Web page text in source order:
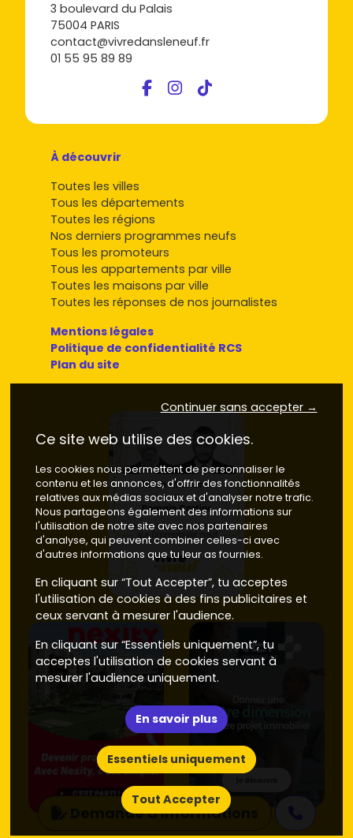
Demande d'informations
3 boulevard du Palais
75004 PARIS
contact@vivredansleneuf.fr
01 55 95 89 89
À découvrir
Toutes les villes
Tous les départements
Toutes les régions
Nos derniers programmes neufs
Tous les promoteurs
Tous les appartements par ville
Toutes les maisons par ville
Toutes les réponses de nos journalistes
Mentions légales
Politique de confidentialité RCS
Plan du site
Continuer sans accepter →
Ce site web utilise des cookies.
Les cookies nous permettent de personnaliser le
contenu et les annonces, d'offrir des fonctionnalités
relatives aux médias sociaux et d'analyser notre trafic.
Nous partageons également des informations sur
l'utilisation de notre site avec nos partenaires
d'analyse, qui peuvent combiner celles-ci avec
d'autres informations que tu leur as fournies.
En cliquant sur “Tout Accepter”, tu acceptes
l'utilisation de cookies à des fins publicitaires et
ceux servant à mesurer l'audience.
En cliquant sur “Essentiels uniquement”, tu
acceptes l'utilisation de cookies servant à
mesurer l'audience uniquement.
En savoir plus
Essentiels uniquement
Tout Accepter